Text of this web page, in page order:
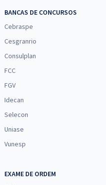
BANCAS DE CONCURSOS
Cebraspe
Cesgranrio
Consulplan
FCC
FGV
Idecan
Selecon
Uniase
Vunesp
EXAME DE ORDEM